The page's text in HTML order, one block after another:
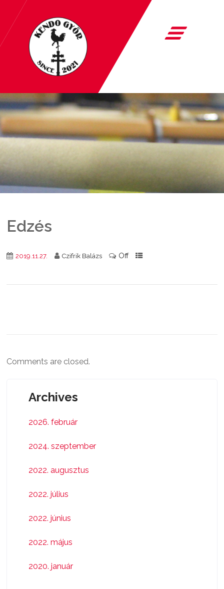
Edzés
2019.11.27. Czifrik Balázs Off
Comments are closed.
Archives
2026. február
2024. szeptember
2022. augusztus
2022. július
2022. június
2022. május
2020. január